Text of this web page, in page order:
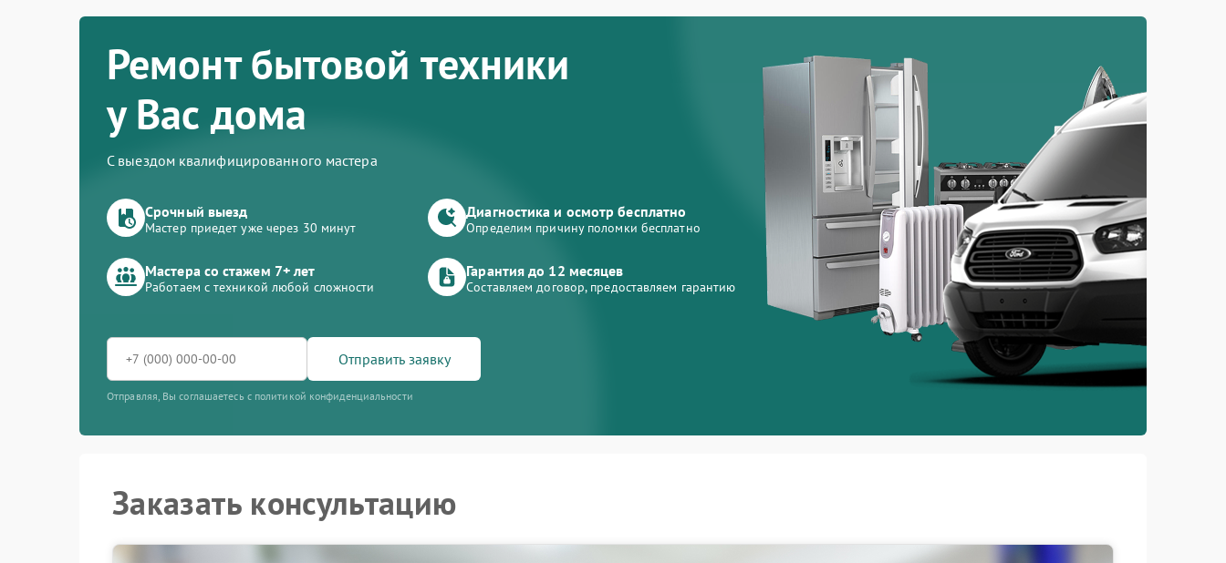
Ремонт бытовой техники
у Вас дома
С выездом квалифицированного мастера
Срочный выезд
Мастер приедет уже через 30 минут
Диагностика и осмотр бесплатно
Определим причину поломки бесплатно
Мастера со стажем 7+ лет
Работаем с техникой любой сложности
Гарантия до 12 месяцев
Составляем договор, предоставляем гарантию
Отправить заявку
Отправляя, Вы соглашаетесь с политикой конфиденциальности
Заказать консультацию